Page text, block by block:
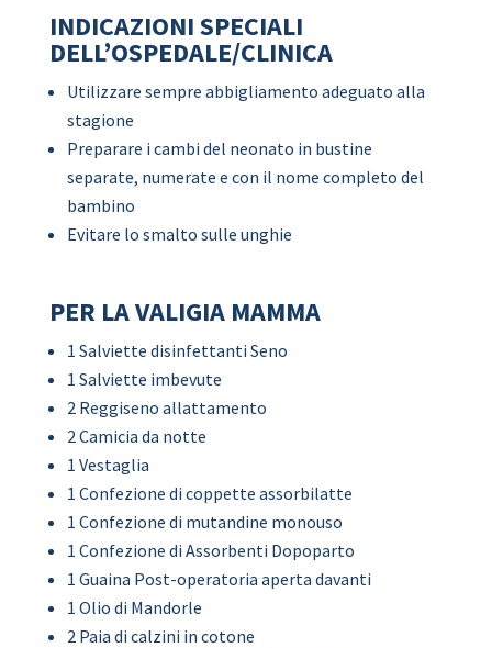
INDICAZIONI SPECIALI
DELL’OSPEDALE/CLINICA
Utilizzare sempre abbigliamento adeguato alla
stagione
Preparare i cambi del neonato in bustine
separate, numerate e con il nome completo del
bambino
Evitare lo smalto sulle unghie
PER LA VALIGIA MAMMA
1 Salviette disinfettanti Seno
1 Salviette imbevute
2 Reggiseno allattamento
2 Camicia da notte
1 Vestaglia
1 Confezione di coppette assorbilatte
1 Confezione di mutandine monouso
1 Confezione di Assorbenti Dopoparto
1 Guaina Post-operatoria aperta davanti
1 Olio di Mandorle
2 Paia di calzini in cotone